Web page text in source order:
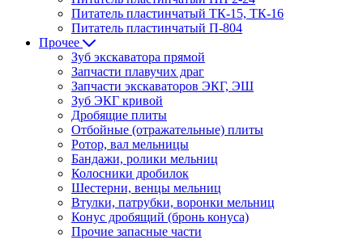
Питатель пластинчатый ТК-15, ТК-16
Питатель пластинчатый П-804
Прочее
Зуб экскаватора прямой
Запчасти плавучих драг
Запчасти экскаваторов ЭКГ, ЭШ
Зуб ЭКГ кривой
Дробящие плиты
Отбойные (отражательные) плиты
Ротор, вал мельницы
Бандажи, ролики мельниц
Колосники дробилок
Шестерни, венцы мельниц
Втулки, патрубки, воронки мельниц
Конус дробящий (бронь конуса)
Прочие запасные части